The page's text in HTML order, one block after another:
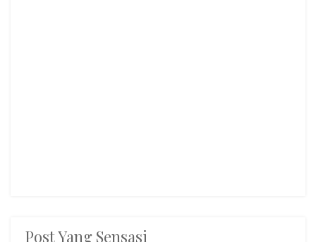
Post Yang Sensasi